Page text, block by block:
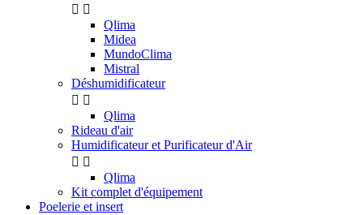
 
Qlima
Midea
MundoClima
Mistral
Déshumidificateur
 
Qlima
Rideau d'air
Humidificateur et Purificateur d'Air
 
Qlima
Kit complet d'équipement
Poelerie et insert